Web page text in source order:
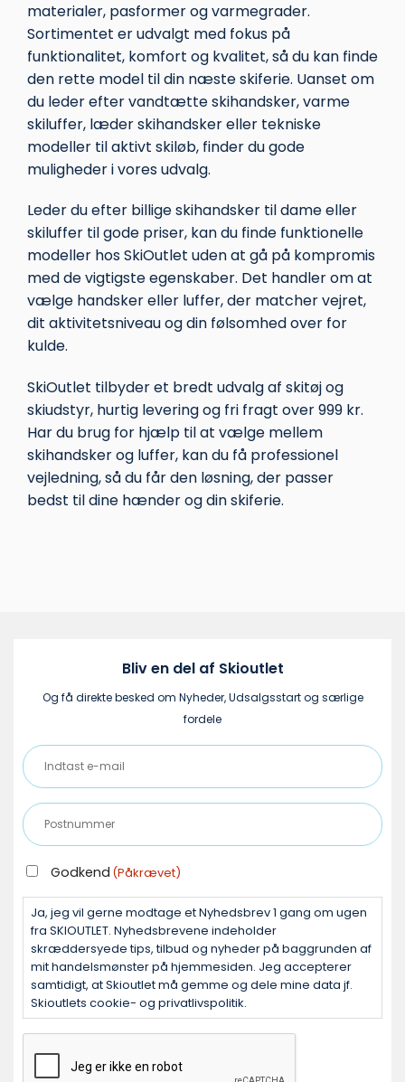
materialer, pasformer og varmegrader.
Sortimentet er udvalgt med fokus på
funktionalitet, komfort og kvalitet, så du kan finde
den rette model til din næste skiferie. Uanset om
du leder efter vandtætte skihandsker, varme
skiluffer, læder skihandsker eller tekniske
modeller til aktivt skiløb, finder du gode
muligheder i vores udvalg.
Leder du efter billige skihandsker til dame eller
skiluffer til gode priser, kan du finde funktionelle
modeller hos SkiOutlet uden at gå på kompromis
med de vigtigste egenskaber. Det handler om at
vælge handsker eller luffer, der matcher vejret,
dit aktivitetsniveau og din følsomhed over for
kulde.
SkiOutlet tilbyder et bredt udvalg af skitøj og
skiudstyr, hurtig levering og fri fragt over 999 kr.
Har du brug for hjælp til at vælge mellem
skihandsker og luffer, kan du få professionel
vejledning, så du får den løsning, der passer
bedst til dine hænder og din skiferie.
Bliv en del af Skioutlet
Og få direkte besked om Nyheder, Udsalgsstart og særlige
fordele
Indtast
e-
mail
(Påkrævet)
Postnummer
(Påkrævet)
GODKEND
(PÅKRÆVET)
Godkend (Påkrævet)
Ja, jeg vil gerne modtage et Nyhedsbrev 1 gang om ugen
fra SKIOUTLET. Nyhedsbrevene indeholder
skræddersyede tips, tilbud og nyheder på baggrunden af
mit handelsmønster på hjemmesiden. Jeg accepterer
samtidigt, at Skioutlet må gemme og dele mine data jf.
Skioutlets cookie- og privatlivspolitik.